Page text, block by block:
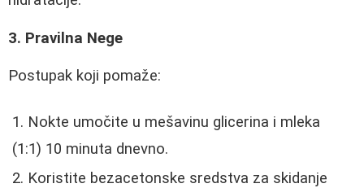
3. Pravilna Nege
Postupak koji pomaže:
Nokte umočite u mešavinu glicerina i mleka
(1:1) 10 minuta dnevno.
Koristite bezacetonske sredstva za skidanje